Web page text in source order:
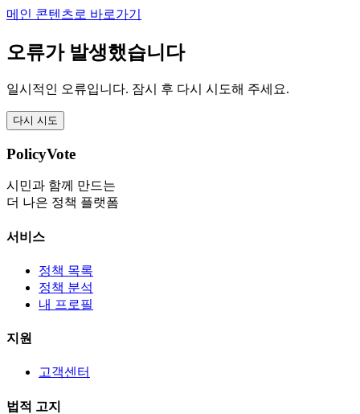
메인 콘텐츠로 바로가기
오류가 발생했습니다
일시적인 오류입니다. 잠시 후 다시 시도해 주세요.
다시 시도
PolicyVote
시민과 함께 만드는
더 나은 정책 플랫폼
서비스
정책 목록
정책 분석
내 프로필
지원
고객센터
법적 고지